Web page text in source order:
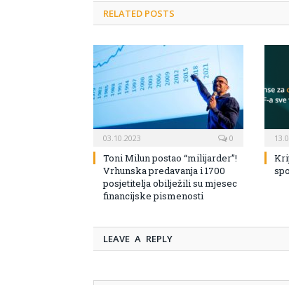
RELATED POSTS
03.10.2023 0
Toni Milun postao “milijarder”!
Vrhunska predavanja i 1700
posjetitelja obilježili su mjesec
financijske pismenosti
LEAVE A REPLY